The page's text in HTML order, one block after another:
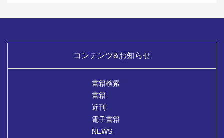
コンテンツ&お知らせ
書籍検索
書籍
近刊
電子書籍
NEWS